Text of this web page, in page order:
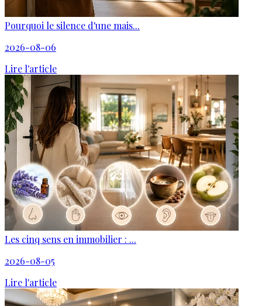
Pourquoi le silence d'une mais...
2026-08-06
Lire l'article
Les cinq sens en immobilier : ...
2026-08-05
Lire l'article